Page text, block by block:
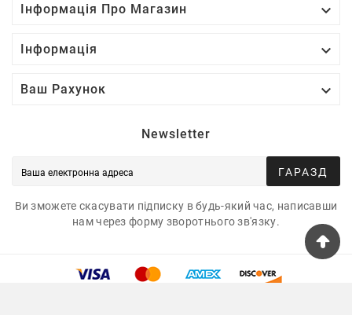
Інформація Про Магазин 
Інформація 
Ваш Рахунок 
Newsletter
ГАРАЗД
Ви зможете скасувати підписку в будь-який час, написавши
нам через форму зворотнього зв'язку.